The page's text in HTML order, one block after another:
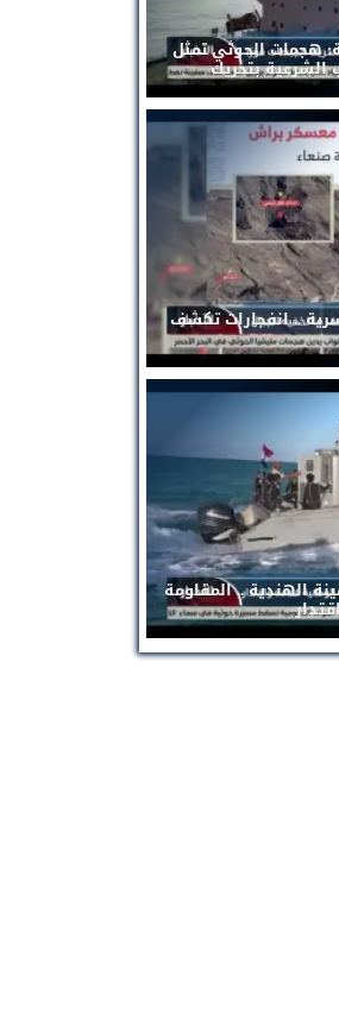
هجمات الحوثي تمثل
الشرعية بتحريك
.. انفجارات تكشف
الهندية .. المقاومة